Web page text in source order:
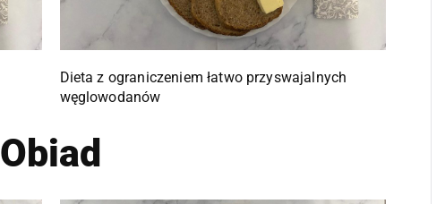
Dieta z ograniczeniem łatwo przyswajalnych
węglowodanów
Obiad